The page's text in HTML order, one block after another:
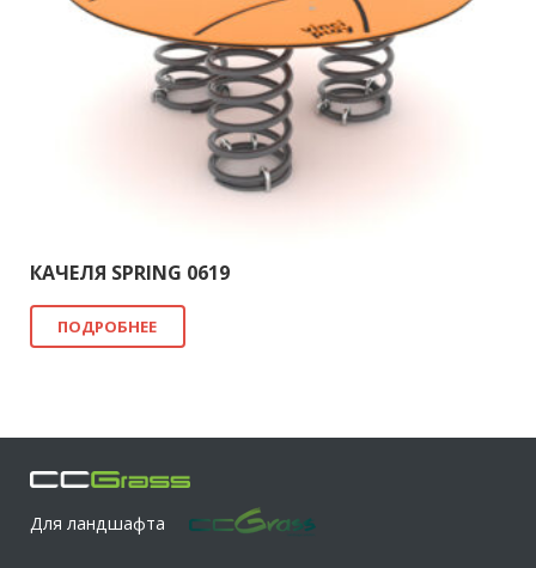
КАЧЕЛЯ SPRING 0619
ПОДРОБНЕЕ
Для ландшафта